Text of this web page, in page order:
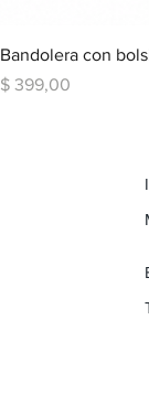
Bandolera con
Precio
$ 399,00